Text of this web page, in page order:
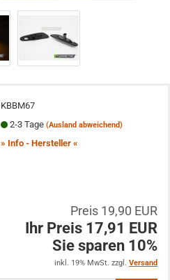
KBBM67
2-3 Tage (Ausland abweichend)
» Info - Hersteller «
Preis 19,90 EUR
Ihr Preis 17,91 EUR
Sie sparen 10%
inkl. 19% MwSt. zzgl. Versand